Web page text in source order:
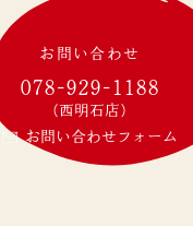
お問い合わせ
078-929-1188
(西明石店)
お問い合わせフォーム